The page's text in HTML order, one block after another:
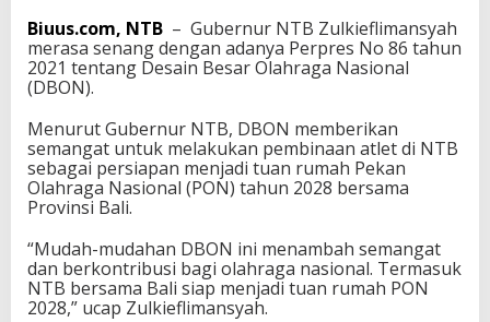
h
P
O
0
2
8
Biuus.com, NTB – Gubernur NTB Zulkieflimansyah
merasa senang dengan adanya Perpres No 86 tahun
2021 tentang Desain Besar Olahraga Nasional
(DBON).
Menurut Gubernur NTB, DBON memberikan
semangat untuk melakukan pembinaan atlet di NTB
sebagai persiapan menjadi tuan rumah Pekan
Olahraga Nasional (PON) tahun 2028 bersama
Provinsi Bali.
“Mudah-mudahan DBON ini menambah semangat
dan berkontribusi bagi olahraga nasional. Termasuk
NTB bersama Bali siap menjadi tuan rumah PON
2028,” ucap Zulkieflimansyah.